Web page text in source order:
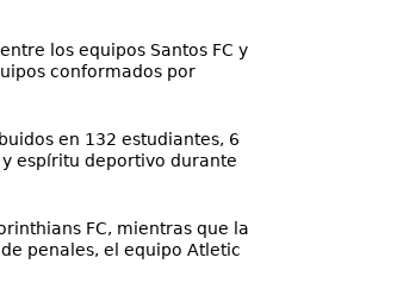
los equipos Santos FC y
conformados por
en 132 estudiantes, 6
espíritu deportivo durante
FC, mientras que la
penales, el equipo Atletic